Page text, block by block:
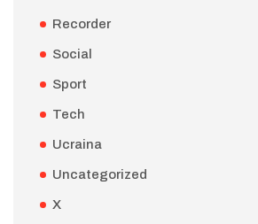
Recorder
Social
Sport
Tech
Ucraina
Uncategorized
X